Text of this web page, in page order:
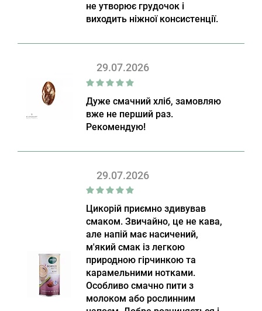
не утворює грудочок і
виходить ніжної консистенції.
29.07.2026
Дуже смачний хліб, замовляю
вже не перший раз.
Рекомендую!
29.07.2026
Цикорій приємно здивував
смаком. Звичайно, це не кава,
але напій має насичений,
м'який смак із легкою
природною гірчинкою та
карамельними нотками.
Особливо смачно пити з
молоком або рослинним